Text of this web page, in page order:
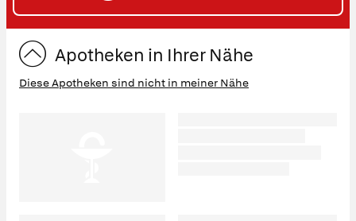
Apotheken in Ihrer Nähe
Diese Apotheken sind nicht in meiner Nähe